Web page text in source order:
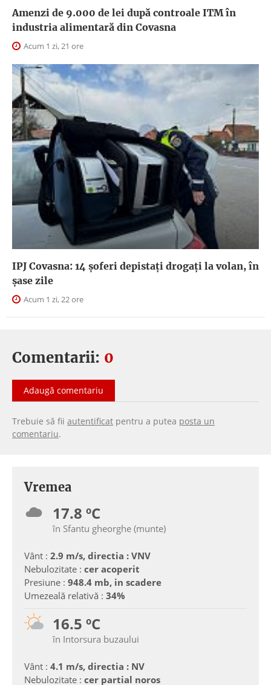
Amenzi de 9.000 de lei după controale ITM în
industria alimentară din Covasna
Acum 1 zi, 21 ore
IPJ Covasna: 14 șoferi depistați drogați la volan, în
șase zile
Acum 1 zi, 22 ore
Comentarii: 0
Adaugă comentariu
Trebuie să fii autentificat pentru a putea posta un
comentariu.
Vremea
17.8 ºC
în Sfantu gheorghe (munte)
Vânt : 2.9 m/s, directia : VNV
Nebulozitate : cer acoperit
Presiune : 948.4 mb, in scadere
Umezeală relativă : 34%
16.5 ºC
în Intorsura buzaului
Vânt : 4.1 m/s, directia : NV
Nebulozitate : cer partial noros